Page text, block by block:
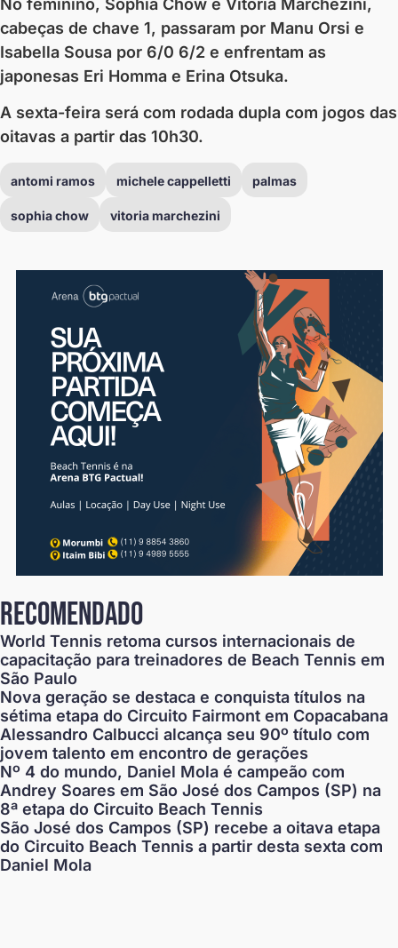
No feminino, Sophia Chow e Vitória Marchezini,
cabeças de chave 1, passaram por Manu Orsi e
Isabella Sousa por 6/0 6/2 e enfrentam as
japonesas Eri Homma e Erina Otsuka.
A sexta-feira será com rodada dupla com jogos das
oitavas a partir das 10h30.
antomi ramos michele cappelletti palmas
sophia chow vitoria marchezini
recomendado
World Tennis retoma cursos internacionais de
capacitação para treinadores de Beach Tennis em
São Paulo
Nova geração se destaca e conquista títulos na
sétima etapa do Circuito Fairmont em Copacabana
Alessandro Calbucci alcança seu 90º título com
jovem talento em encontro de gerações
Nº 4 do mundo, Daniel Mola é campeão com
Andrey Soares em São José dos Campos (SP) na
8ª etapa do Circuito Beach Tennis
São José dos Campos (SP) recebe a oitava etapa
do Circuito Beach Tennis a partir desta sexta com
Daniel Mola